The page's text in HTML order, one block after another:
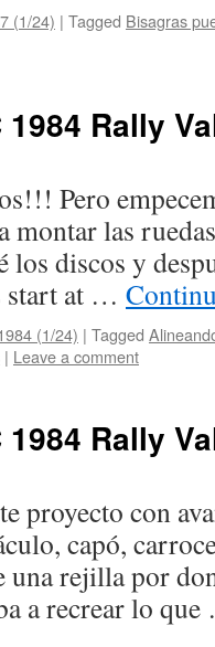
(1/24) | Tagged Bisagras
Rally
Pero
montar las
discos y
start at …
(1/24) | Tagged
| Leave a comment
Rally
proyecto con
capó,
una rejilla por
a recrear lo